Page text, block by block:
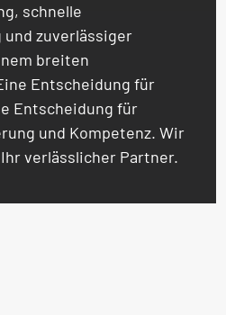
schnelle
zuverlässiger
breiten
Entscheidung für
Entscheidung für
und Kompetenz. Wir
Ihr verlässlicher Partner.